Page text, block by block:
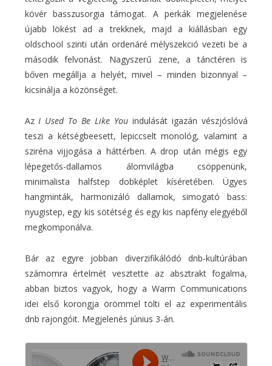
kövér basszusorgia támogat. A perkák megjelenése
újabb lökést ad a trekknek, majd a kiállásban egy
oldschool szinti után ordenáré mélyszekció vezeti be a
második felvonást. Nagyszerű zene, a tánctéren is
bőven megállja a helyét, mivel – minden bizonnyal –
kicsinálja a közönséget.
AzI Used To Be Like Youindulását igazán vészjóslóvá
teszi a kétségbeesett, lepiccselt monológ, valamint a
sziréna vijjogása a háttérben. A drop után mégis egy
lépegetős-dallamos álomvilágba csöppenünk,
minimalista halfstep dobképlet kíséretében. Ügyes
hangminták, harmonizáló dallamok, simogató bass:
nyugistep, egy kis sötétség és egy kis napfény elegyéből
megkomponálva.
Bár az egyre jobban diverzifikálódó dnb-kultúrában
számomra értelmét vesztette az absztrakt fogalma,
abban biztos vagyok, hogy a Warm Communications
idei első korongja örömmel tölti el az experimentális
dnb rajongóit. Megjelenés június 3-án.